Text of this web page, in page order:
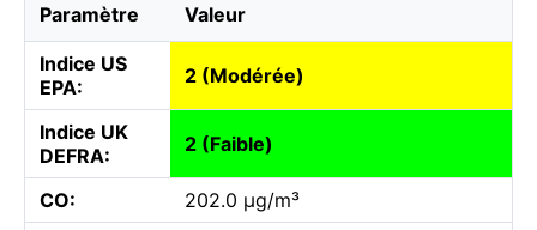
Paramètre Valeur
Indice US
EPA:
2 (Modérée)
Indice UK
DEFRA:
2 (Faible)
CO:
202.0 µg/m³